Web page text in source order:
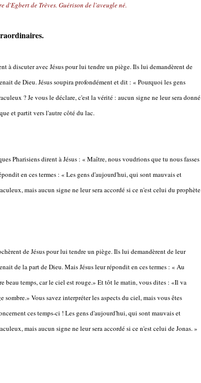
d'Egbert de Trèves. Guérison de l'aveugle né.
à discuter avec Jésus pour lui tendre un piège. Ils lui demandèrent de
de Dieu. Jésus soupira profondément et dit : « Pourquoi les gens
? Je vous le déclare, c'est la vérité : aucun signe ne leur sera donné
et partit vers l'autre côté du lac.
Pharisiens dirent à Jésus : « Maître, nous voudrions que tu nous fasses
en ces termes : « Les gens d'aujourd'hui, qui sont mauvais et
mais aucun signe ne leur sera accordé si ce n'est celui du prophète
de Jésus pour lui tendre un piège. Ils lui demandèrent de leur
de la part de Dieu. Mais Jésus leur répondit en ces termes : « Au
beau temps, car le ciel est rouge.» Et tôt le matin, vous dites : «Il va
Vous savez interpréter les aspects du ciel, mais vous êtes
ces temps-ci ! Les gens d'aujourd'hui, qui sont mauvais et
mais aucun signe ne leur sera accordé si ce n'est celui de Jonas. »